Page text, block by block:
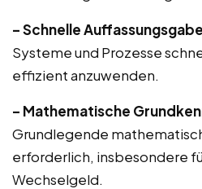
– Schnelle
Systeme und Prozesse
effizient anzuwenden.
– Mathematische
Grundlegende
erforderlich, insbesondere
Wechselgeld.